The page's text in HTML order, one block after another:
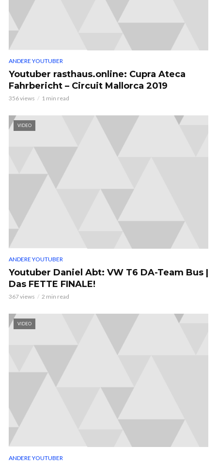
ANDERE YOUTUBER
Youtuber rasthaus.online: Cupra Ateca
Fahrbericht – Circuit Mallorca 2019
356 views 1 min read
VIDEO
ANDERE YOUTUBER
Youtuber Daniel Abt: VW T6 DA-Team Bus |
Das FETTE FINALE!
367 views 2 min read
VIDEO
ANDERE YOUTUBER